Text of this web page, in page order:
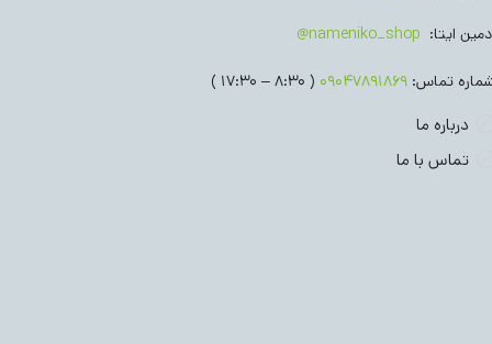
ایتا: nameniko_shop@
تماس:09047891869
( 8:30 – 17:30 )
درباره ما
تماس با ما